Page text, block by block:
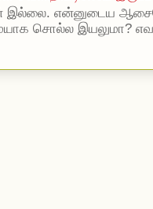
இல்லை. என்னுடைய
சொல்ல இயலுமா?